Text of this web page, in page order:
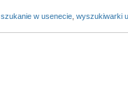
szukanie w usenecie wyszukiwarki